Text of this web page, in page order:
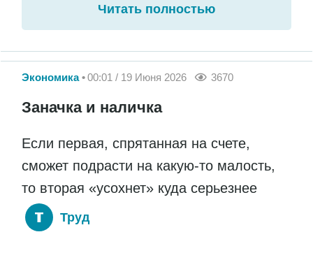
Читать полностью
Экономика 00:01 / 19 Июня 2026 3670
Заначка и наличка
Если первая, спрятанная на счете,
сможет подрасти на какую-то малость,
то вторая «усохнет» куда серьезнее
Труд